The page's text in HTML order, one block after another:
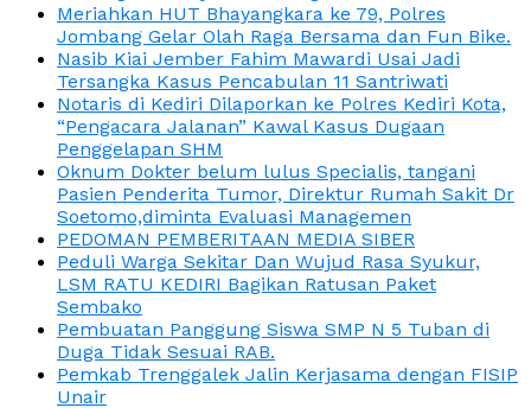
Meriahkan HUT Bhayangkara ke 79, Polres
Jombang Gelar Olah Raga Bersama dan Fun Bike.
Nasib Kiai Jember Fahim Mawardi Usai Jadi
Tersangka Kasus Pencabulan 11 Santriwati
Notaris di Kediri Dilaporkan ke Polres Kediri Kota,
“Pengacara Jalanan” Kawal Kasus Dugaan
Penggelapan SHM
Oknum Dokter belum lulus Specialis, tangani
Pasien Penderita Tumor, Direktur Rumah Sakit Dr
Soetomo,diminta Evaluasi Managemen
PEDOMAN PEMBERITAAN MEDIA SIBER
Peduli Warga Sekitar Dan Wujud Rasa Syukur,
LSM RATU KEDIRI Bagikan Ratusan Paket
Sembako
Pembuatan Panggung Siswa SMP N 5 Tuban di
Duga Tidak Sesuai RAB.
Pemkab Trenggalek Jalin Kerjasama dengan FISIP
Unair